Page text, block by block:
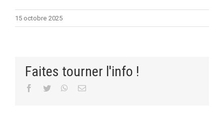
15 octobre 2025
Faites tourner l'info !
Facebook
Twitter WhatsApp
Email